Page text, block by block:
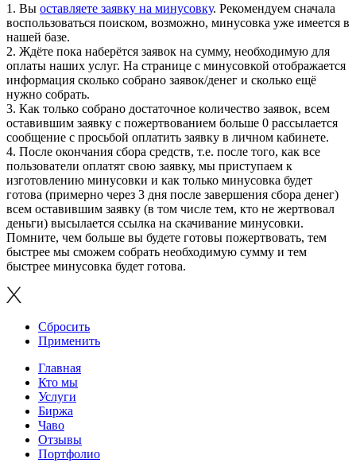
1. Вы оставляете заявку на минусовку. Рекомендуем сначала
воспользоваться поиском, возможно, минусовка уже имеется в
нашей базе.
2. Ждёте пока наберётся заявок на сумму, необходимую для
оплаты наших услуг. На странице с минусовкой отображается
информация сколько собрано заявок/денег и сколько ещё
нужно собрать.
3. Как только собрано достаточное количество заявок, всем
оставившим заявку с пожертвованием больше 0 рассылается
сообщение с просьбой оплатить заявку в личном кабинете.
4. После окончания сбора средств, т.е. после того, как все
пользователи оплатят свою заявку, мы приступаем к
изготовлению минусовки и как только минусовка будет
готова (примерно через 3 дня после завершения сбора денег)
всем оставившим заявку (в том числе тем, кто не жертвовал
деньги) высылается ссылка на скачивание минусовки.
Помните, чем больше вы будете готовы пожертвовать, тем
быстрее мы сможем собрать необходимую сумму и тем
быстрее минусовка будет готова.
Сбросить
Применить
Главная
Кто мы
Услуги
Биржа
Чаво
Отзывы
Портфолио